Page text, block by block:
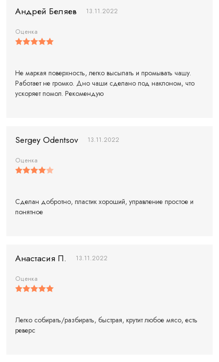
Андрей Беляев 13.11.2022
Оценка
Не маркая поверхность, легко высыпать и промывать чашу.
Работает не громко. Дно чаши сделано под наклоном, что
ускоряет помол. Рекомендую
Sergey Odentsov 13.11.2022
Оценка
Сделан добротно, пластик хороший, управление простое и
понятное
Анастасия П. 13.11.2022
Оценка
Легко собирать/разбирать, быстрая, крутит любое мясо, есть
реверс